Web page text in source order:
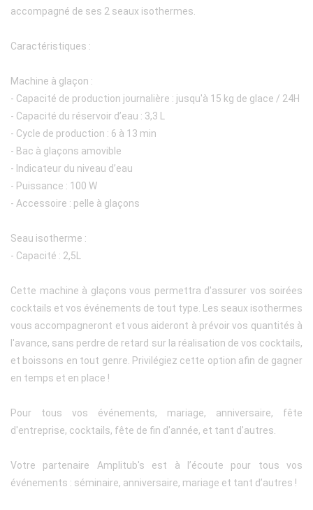
accompagné de ses 2 seaux isothermes.
Caractéristiques :
Machine à glaçon :
- Capacité de production journalière : jusqu'à 15 kg de glace / 24H
- Capacité du réservoir d’eau : 3,3 L
- Cycle de production : 6 à 13 min
- Bac à glaçons amovible
- Indicateur du niveau d’eau
- Puissance : 100 W
- Accessoire : pelle à glaçons
Seau isotherme :
- Capacité : 2,5L
Cette machine à glaçons vous permettra d'assurer vos soirées
cocktails et vos événements de tout type. Les seaux isothermes
vous accompagneront et vous aideront à prévoir vos quantités à
l'avance, sans perdre de retard sur la réalisation de vos cocktails,
et boissons en tout genre. Privilégiez cette option afin de gagner
en temps et en place !
Pour tous vos événements, mariage, anniversaire, fête
d'entreprise, cocktails, fête de fin d'année, et tant d'autres.
Votre partenaire Amplitub's est à l’écoute pour tous vos
événements : séminaire, anniversaire, mariage et tant d’autres !